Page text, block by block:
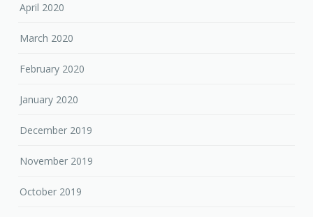
April 2020
March 2020
February 2020
January 2020
December 2019
November 2019
October 2019